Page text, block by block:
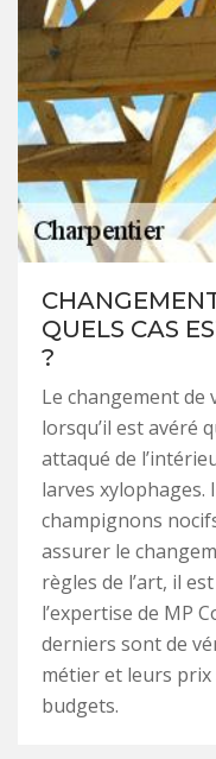
QUELS CAS
?
Le changement
lorsqu’il est avéré
attaqué de
larves xylophages.
champignons
assurer le
règles de l’art, il
l’expertise de MP
derniers sont de
métier et leurs prix
budgets.